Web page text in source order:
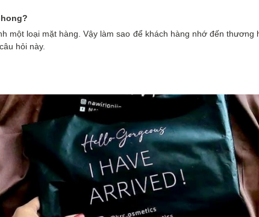
?
một loại mặt hàng. Vậy làm sao để khách hàng nhớ đến
hỏi này.